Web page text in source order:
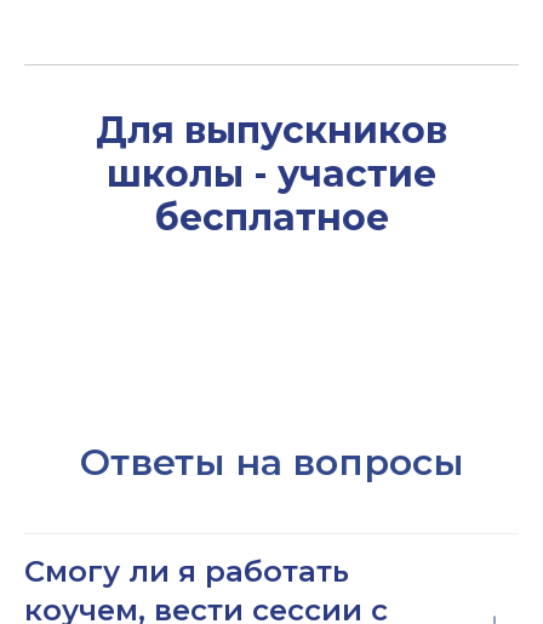
Для выпускников
школы - участие
бесплатное
Ответы на вопросы
Смогу ли я работать
коучем, вести сессии с